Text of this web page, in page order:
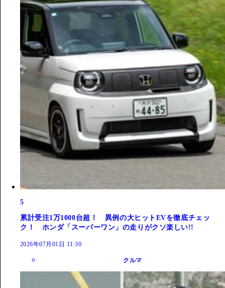
5
累計受注1万1000台超！ 異例の大ヒットEVを徹底チェッ
ク！ ホンダ「スーパーワン」の走りがクソ楽しい!!
2026年07月01日 11:30
クルマ